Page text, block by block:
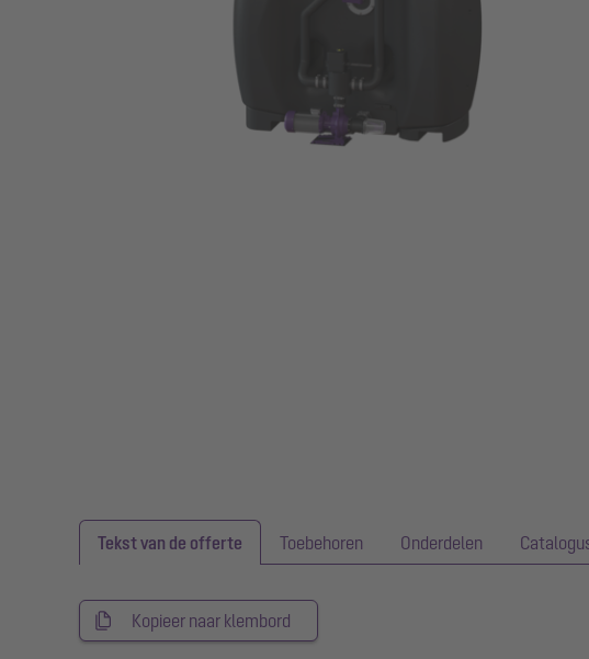
Tekst van de offerte Toebehoren Onderdelen
Kopieer naar klembord